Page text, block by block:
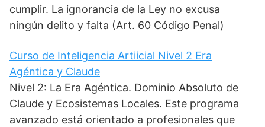
cumplir. La ignorancia de la Ley no excusa
ningún delito y falta (Art. 60 Código Penal)
Curso de Inteligencia Artiicial Nivel 2 Era
Agéntica y Claude
Nivel 2: La Era Agéntica. Dominio Absoluto de
Claude y Ecosistemas Locales. Este programa
avanzado está orientado a profesionales que